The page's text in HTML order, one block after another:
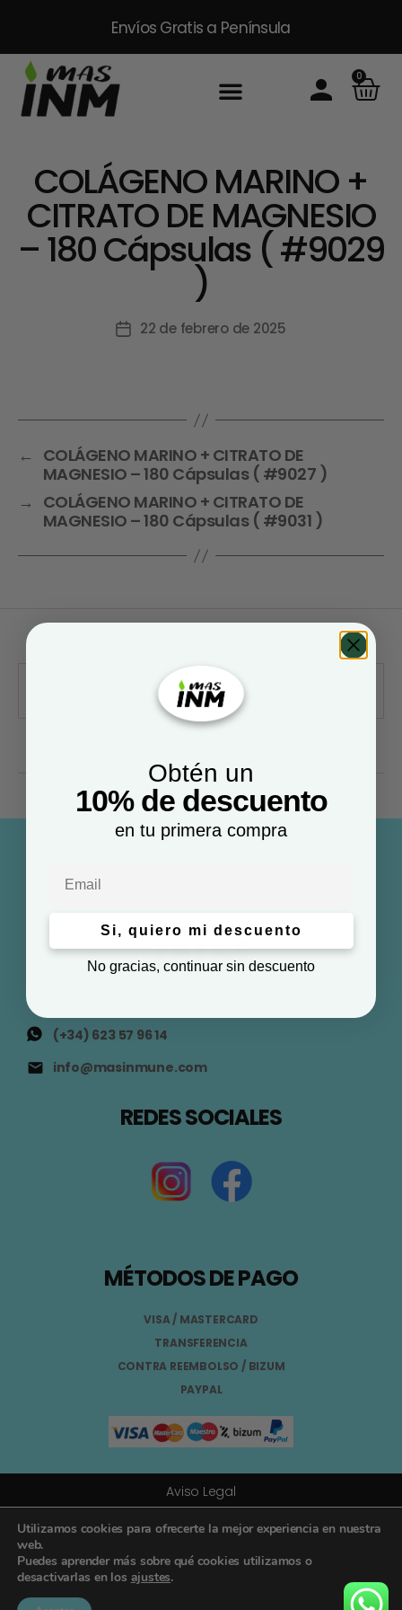
Envíos Gratis a Península
0
COLÁGENO MARINO +
CITRATO DE MAGNESIO
– 180 Cápsulas ( #9029
)
22 de febrero de 2025
← COLÁGENO MARINO + CITRATO DE
MAGNESIO – 180 Cápsulas ( #9027 )
→ COLÁGENO MARINO + CITRATO DE
MAGNESIO – 180 Cápsulas ( #9031 )
(+34) 623 57 96 14
info@masinmune.com
REDES SOCIALES
MÉTODOS DE PAGO
VISA / MASTERCARD
TRANSFERENCIA
CONTRA REEMBOLSO / BIZUM
PAYPAL
Aviso Legal
Términos y Condiciones
Política de Privacidad
Registro General Sanitario Nº 26.024094/GR
Utilizamos cookies para ofrecerte la mejor experiencia en nuestra
web.
Puedes aprender más sobre qué cookies utilizamos o
desactivarlas en los ajustes.
Obtén un
10% de descuento
en tu primera compra
Si, quiero mi descuento
No gracias, continuar sin descuento